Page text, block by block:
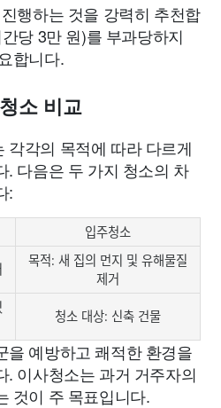
행하는 것을 강력히 추천합
당 3만 원)를 부과당하지
합니다.
소 비교
각각의 목적에 따라 다르게
. 다음은 두 가지 청소의 차
:
입주청소
목적: 새 집의 먼지 및 유해물질
제거
청소 대상: 신축 건물
을 예방하고 쾌적한 환경을
. 이사청소는 과거 거주자의
것이 주 목표입니다.